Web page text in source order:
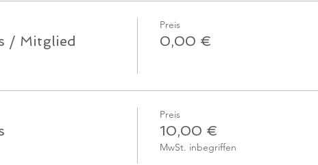
/ Mitglied
Preis
0,00 €
Preis
10,00 €
MwSt. inbegriffen